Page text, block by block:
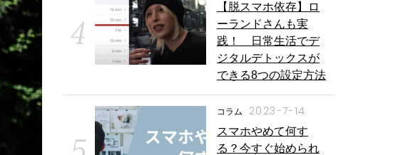
【脱スマホ依存】ロ
ーランドさんも実
践！ 日常生活でデ
ジタルデトックスが
できる8つの設定方法
コラム 2023-7-14
スマホやめて何す
る？今すぐ始められ